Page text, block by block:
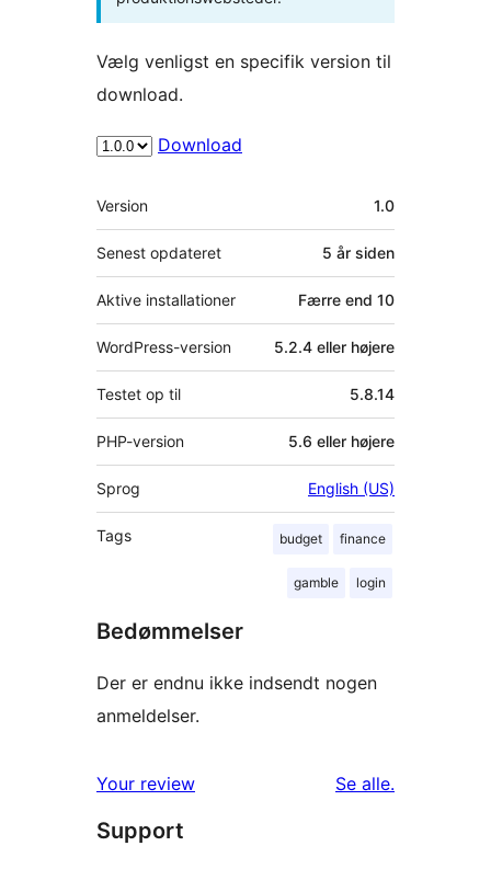
Vælg venligst en specifik version til
download.
Download
Meta
Version 1.0
Senest opdateret 5 år siden
Aktive installationer Færre end 10
WordPress-version 5.2.4 eller højere
Testet op til 5.8.14
PHP-version 5.6 eller højere
Sprog English (US)
Tags budget finance
gamble login
Bedømmelser
Der er endnu ikke indsendt nogen
anmeldelser.
Your review Se alleanmeldelser
.
Support